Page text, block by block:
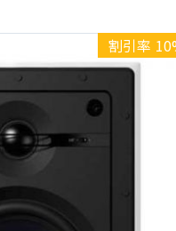
割引率